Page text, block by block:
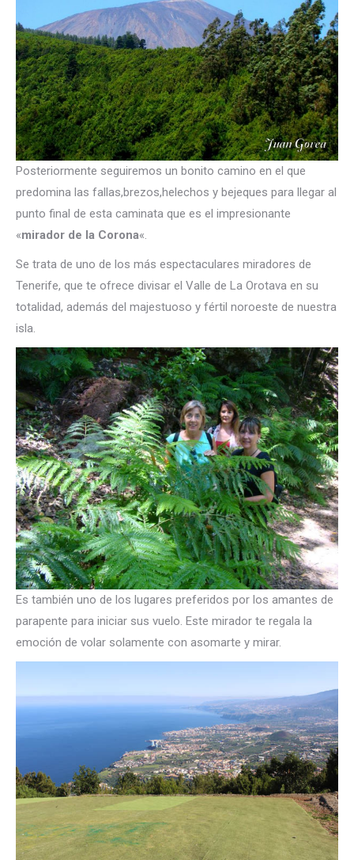
Posteriormente seguiremos un bonito camino en el que
predomina las fallas,brezos,helechos y bejeques para llegar al
punto final de esta caminata que es el impresionante
«mirador de la Corona«.
Se trata de uno de los más espectaculares miradores de
Tenerife, que te ofrece divisar el Valle de La Orotava en su
totalidad, además del majestuoso y fértil noroeste de nuestra
isla.
Es también uno de los lugares preferidos por los amantes de
parapente para iniciar sus vuelo. Este mirador te regala la
emoción de volar solamente con asomarte y mirar.